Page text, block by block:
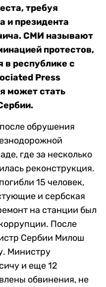
требуя
и президента
СМИ называют
протестов,
республике с
Press
может стать
обрушения
где за несколько
реконструкция.
15 человек,
и сербская
на станции был
После
Сербии Милош
Министру
и еще 12
обвинения, не